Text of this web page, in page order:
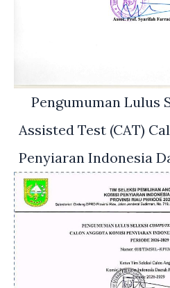
Pengumuman Lulus
Assisted Test (CAT)
Penyiaran Indonesia